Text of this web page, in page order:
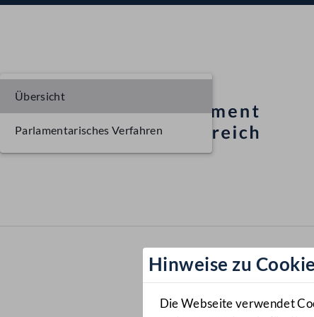
Hinweise zu
Die Webseite verwendet
Übersicht
Parlamentarisches Verfahren